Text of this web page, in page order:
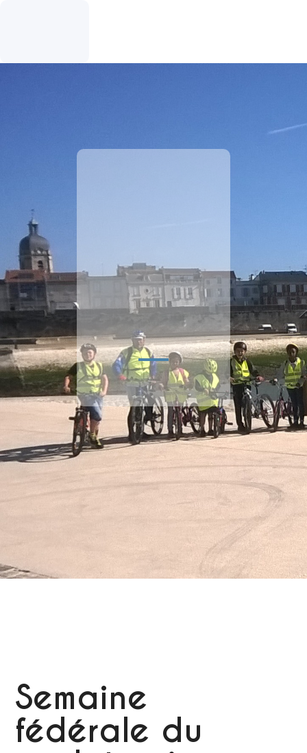
Semaine
fédérale du